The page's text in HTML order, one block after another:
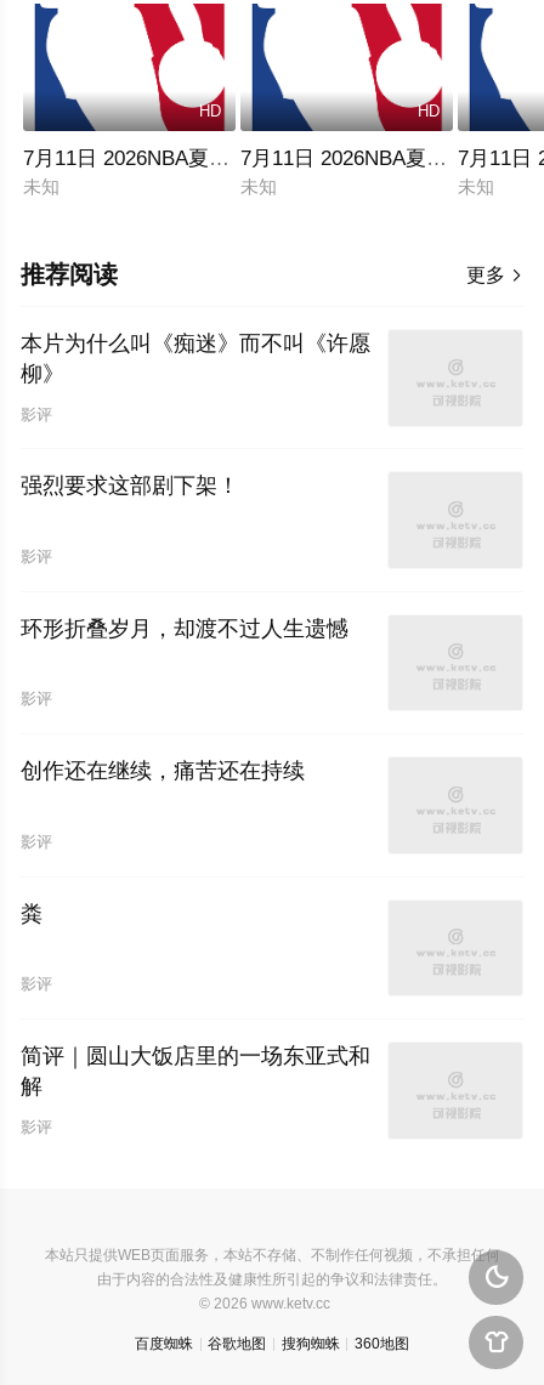
HD
7月11日 2026NBA夏季联赛 尼克斯VS篮网
未知
HD
7月11日 2026NBA夏季联赛 火箭
未知
7月11日
未知
更多 
推荐阅读
本片为什么叫《痴迷》而不叫《许愿
柳》
影评
强烈要求这部剧下架！
影评
环形折叠岁月，却渡不过人生遗憾
影评
创作还在继续，痛苦还在持续
影评
粪
影评
简评｜圆山大饭店里的一场东亚式和
解
影评


本站只提供WEB页面服务，本站不存储、不制作任何视频，不承担任何
由于内容的合法性及健康性所引起的争议和法律责任。
© 2026 www.ketv.cc
百度蜘蛛 谷歌地图 搜狗蜘蛛 360地图